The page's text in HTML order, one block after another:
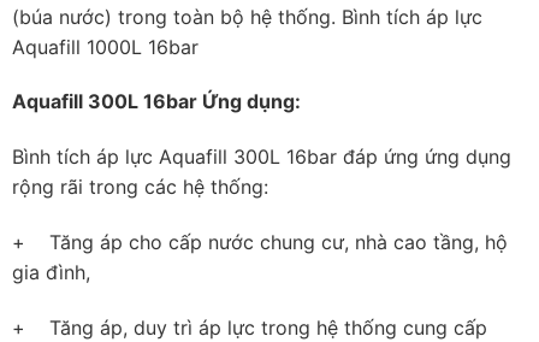
(búa nước) trong toàn bộ hệ thống. Bình tích áp lực
Aquafill 1000L 16bar
Aquafill 300L 16bar Ứng dụng:
Bình tích áp lực Aquafill 300L 16bar đáp ứng ứng dụng
rộng rãi trong các hệ thống:
+ Tăng áp cho cấp nước chung cư, nhà cao tầng, hộ
gia đình,
+ Tăng áp, duy trì áp lực trong hệ thống cung cấp